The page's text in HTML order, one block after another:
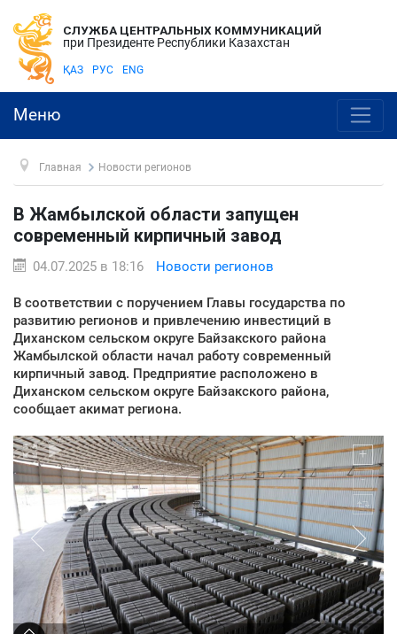
СЛУЖБА ЦЕНТРАЛЬНЫХ КОММУНИКАЦИЙ
при Президенте Республики Казахстан
ҚАЗ РУС ENG
Меню
Главная Новости регионов
В Жамбылской области запущен
современный кирпичный завод
04.07.2025 в 18:16 Новости регионов
В соответствии с поручением Главы государства по
развитию регионов и привлечению инвестиций в
Диханском сельском округе Байзакского района
Жамбылской области начал работу современный
кирпичный завод. Предприятие расположено в
Диханском сельском округе Байзакского района,
сообщает акимат региона.